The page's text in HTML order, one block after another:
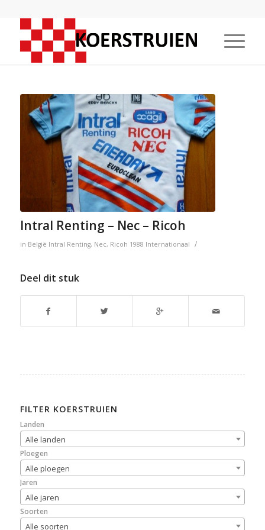
Intral Renting – Nec – Ricoh
in België Intral Renting, Nec, Ricoh 1988 Internationaal /
Deel dit stuk
FILTER KOERSTRUIEN
Landen
Alle landen
Ploegen
Alle ploegen
Jaren
Alle jaren
Soorten
Alle soorten